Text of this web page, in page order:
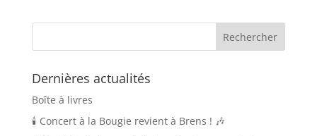
Dernières actualités
Boîte à livres
🕯️ Concert à la Bougie revient à Brens ! 🎶